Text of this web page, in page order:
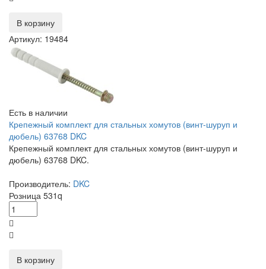
В корзину
Артикул: 19484
Есть в наличии
Крепежный комплект для стальных хомутов (винт-шуруп и
дюбель) 63768 DKC
Крепежный комплект для стальных хомутов (винт-шуруп и
дюбель) 63768 DKC.
Производитель: DKC
Розница 531q
В корзину